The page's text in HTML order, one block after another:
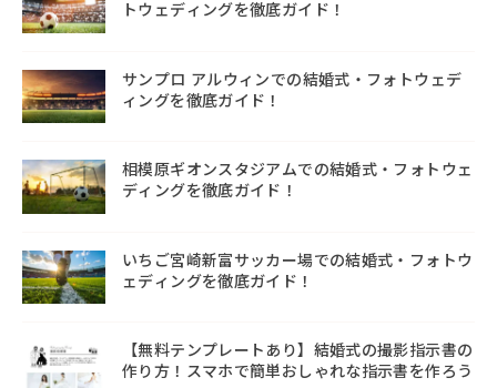
トウェディングを徹底ガイド！
サンプロ アルウィンでの結婚式・フォトウェデ
ィングを徹底ガイド！
相模原ギオンスタジアムでの結婚式・フォトウェ
ディングを徹底ガイド！
いちご宮崎新富サッカー場での結婚式・フォトウ
ェディングを徹底ガイド！
【無料テンプレートあり】結婚式の撮影指示書の
作り方！スマホで簡単おしゃれな指示書を作ろう